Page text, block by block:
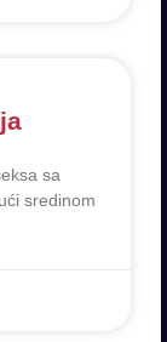
sa
sredinom